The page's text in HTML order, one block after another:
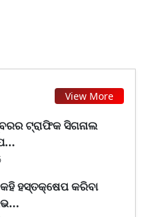
View More
ଟ୍ରାଫିକ ସିଗନାଲ
ହସ୍ତକ୍ଷେପ କରିବା